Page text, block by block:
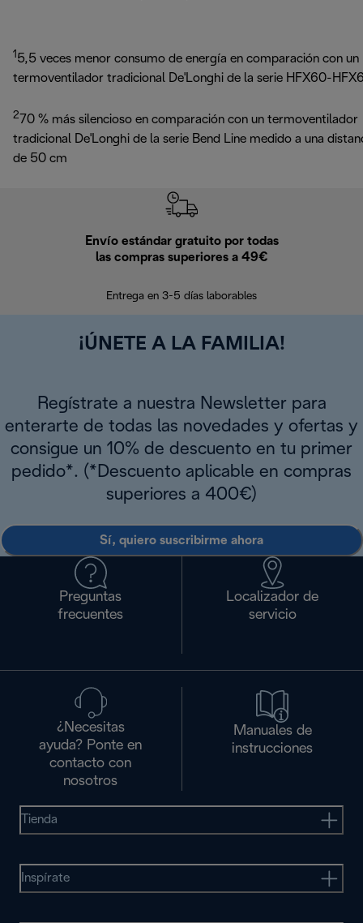
1 5,5 veces menor consumo de energía en comparación con un
termoventilador tradicional De'Longhi de la serie HFX60-
2 70 % más silencioso en comparación con un termoventilador
tradicional De'Longhi de la serie Bend Line medido a una
de 50 cm
Envío estándar gratuito por todas
las compras superiores a 49€
Entrega en 3-5 días laborables
¡ÚNETE A LA FAMILIA!
Regístrate a nuestra Newsletter para
enterarte de todas las novedades y ofertas y
consigue un 10% de descuento en tu primer
pedido*. (*Descuento aplicable en compras
superiores a 400€)
Sí, quiero suscribirme ahora
Preguntas
frecuentes
Localizador de
servicio
¿Necesitas
ayuda? Ponte en
contacto con
nosotros
Manuales de
instrucciones
Tienda
Inspírate